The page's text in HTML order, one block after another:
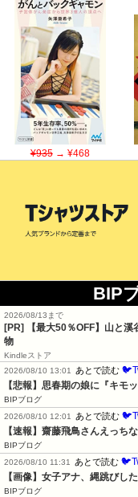
¥935→ ¥468
BIP
2026/08/13まで
[PR]
【最大50％OFF】山と
物
Kindleストア
2026/08/10 13:01
あとで読む
【悲報】思春期の娘に『キモ
BIPブログ
2026/08/10 12:01
あとで読む
【速報】齋藤飛鳥さんえっち
BIPブログ
2026/08/10 11:31
あとで読む
【画像】女子アナ、縄跳びし
BIPブログ